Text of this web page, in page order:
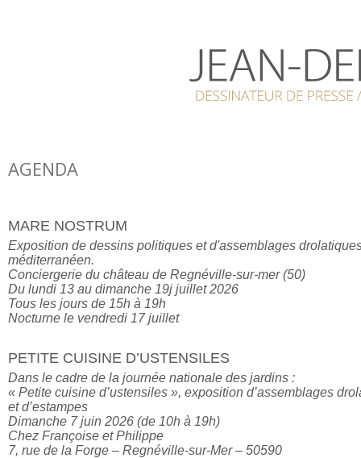
AGENDA
MARE NOSTRUM
Exposition de dessins politiques et d'assemblages
méditerranéen.
Conciergerie du château de Regnéville-sur-mer (50)
Du lundi 13 au dimanche 19j juillet 2026
Tous les jours de 15h à 19h
Nocturne le vendredi 17 juillet
PETITE CUISINE D’USTENSILES
Dans le cadre de la journée nationale des jardins :
« Petite cuisine d’ustensiles », exposition d’assemblages
et d’estampes
Dimanche 7 juin 2026 (de 10h à 19h)
Chez Françoise et Philippe
7, rue de la Forge – Regnéville-sur-Mer – 50590